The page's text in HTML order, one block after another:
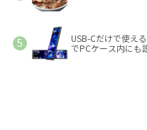
USB-Cだけで使え
でPCケース内にも